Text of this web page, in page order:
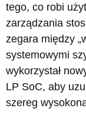
tego, co robi
zarządzania
zegara między
systemowymi
wykorzystał
LP SoC, aby
szereg